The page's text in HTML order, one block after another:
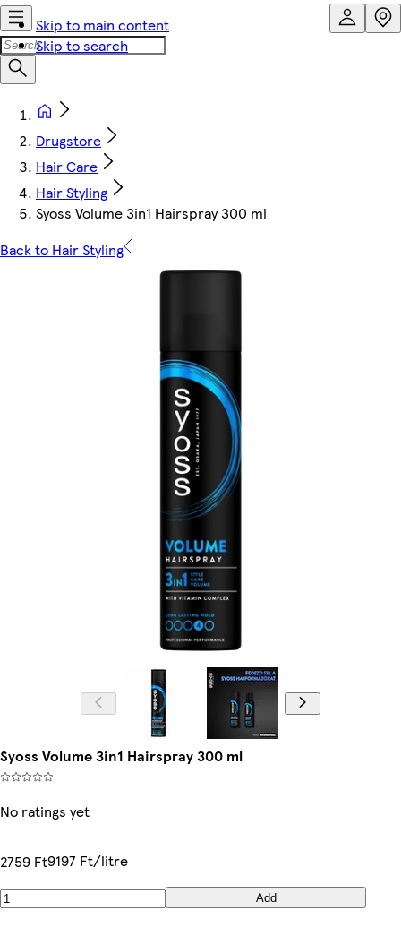
Skip to main content
Skip to search
Drugstore
Hair Care
Hair Styling
Syoss Volume 3in1 Hairspray 300 ml
Back to Hair Styling
Syoss Volume 3in1 Hairspray 300 ml
No ratings yet
2759 Ft9197 Ft/litre
Add